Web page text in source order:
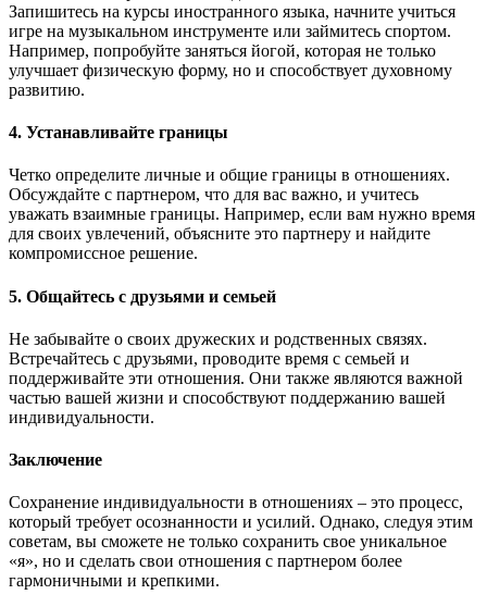
Запишитесь на курсы иностранного языка, начните учиться
игре на музыкальном инструменте или займитесь спортом.
Например, попробуйте заняться йогой, которая не только
улучшает физическую форму, но и способствует духовному
развитию.
4. Устанавливайте границы
Четко определите личные и общие границы в отношениях.
Обсуждайте с партнером, что для вас важно, и учитесь
уважать взаимные границы. Например, если вам нужно время
для своих увлечений, объясните это партнеру и найдите
компромиссное решение.
5. Общайтесь с друзьями и семьей
Не забывайте о своих дружеских и родственных связях.
Встречайтесь с друзьями, проводите время с семьей и
поддерживайте эти отношения. Они также являются важной
частью вашей жизни и способствуют поддержанию вашей
индивидуальности.
Заключение
Сохранение индивидуальности в отношениях – это процесс,
который требует осознанности и усилий. Однако, следуя этим
советам, вы сможете не только сохранить свое уникальное
«я», но и сделать свои отношения с партнером более
гармоничными и крепкими.